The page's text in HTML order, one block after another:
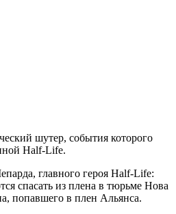
шутер, события которого
Half-Life.
главного героя Half-Life:
спасать из плена в тюрьме Нова
попавшего в плен Альянса.